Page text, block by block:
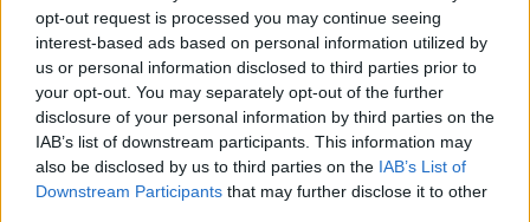
opt-out request is processed you may continue seeing
interest-based ads based on personal information utilized by
us or personal information disclosed to third parties prior to
your opt-out. You may separately opt-out of the further
disclosure of your personal information by third parties on the
IAB’s list of downstream participants. This information may
also be disclosed by us to third parties on the IAB’s List of
Downstream Participants that may further disclose it to other